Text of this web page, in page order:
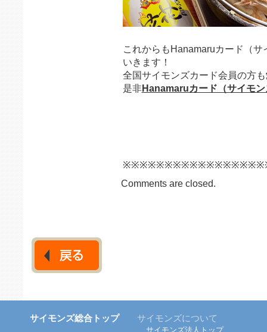
これからもHanamaruカード（
いきます！
全国サイモンズカード会員の方も
是非Hanamaruカード（サイモン
Comments are closed.
サイモンズ総合トップ サイモンズについて
サイモンズ法人トップ